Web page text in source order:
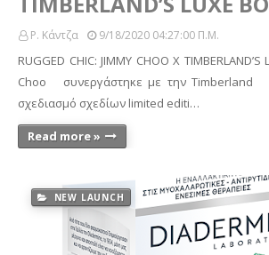
Ρ. Κάντζα 9/18/2020 04:27:00 Π.μ.
RUGGED CHIC: JIMMY CHOO X
Choo συνεργάστηκε με την Timberland
σχεδιασμό σχεδίων limited editi…
Read more »
NEW LAUNCH